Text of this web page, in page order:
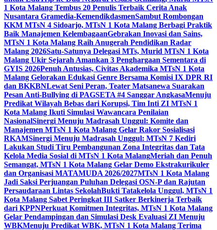
1 Kota Malang Tembus 20 Penulis Terbaik Cerita Anak
Nusantara Gramedia-KemendikdasmenSambut Rombongan
KKM MTsN 4 Sidoarjo, MTsN 1 Kota Malang Berbagi Praktik
Baik Manajemen KelembagaanGebrakan Inovasi dan Sains,
MTsN 1 Kota Malang Raih Anugerah Pendidikan Radar
Malang 2026Satu-Satunya Delegasi MTs, Murid MTsN 1 Kota
Malang Ukir Sejarah Amankan 3 Penghargaan Sementara di
GYIS 2026Penuh Antusias, Civitas Akademika MTsN 1 Kota
Malang Gelorakan Edukasi Genre Bersama Komisi IX DPR RI
dan BKKBNLewat Seni Peran, Teater Matsanewa Suarakan
Pesan Anti-Bullying di PAGSETA #4 Sanggar AngkasaMenuju
Predikat Wilayah Bebas dari Korupsi, Tim Inti ZI MTsN 1
Kota Malang Ikuti Simulasi Wawancara Penilaian
NasionalSinergi Menuju Madrasah Unggul: Komite dan
Manajemen MTsN 1 Kota Malang Gelar Rakor Sosialisasi
RKAMSinergi Menuju Madrasah Unggul: MTsN 7 Kediri
Lakukan Studi Tiru Pembangunan Zona Integritas dan Tata
Kelola Media Sosial di MTsN 1 Kota MalangMeriah dan Penuh
Semangat, MTsN 1 Kota Malang Gelar Demo Ekstrakurikuler
dan Organisasi MATAMUDA 2026/2027MTsN 1 Kota Malang
Jadi Saksi Perjuangan Puluhan Delegasi OSN-P dan Rajutan
Persaudaraan Lintas SekolahBukti Tatakelola Unggul, MTsN 1
Kota Malang Sabet Peringkat III Satker Berkinerja Terbaik
dari KPPNPerkuat Komitmen Integritas, MTsN 1 Kota Malang
Gelar Pendampingan dan Simulasi Desk Evaluasi ZI Menuju
WBKMenuju Predikat WBK, MTsN 1 Kota Malang Terima